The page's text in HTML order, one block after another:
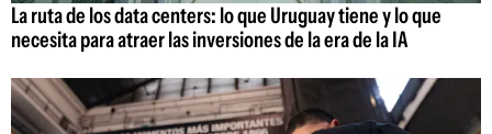
La ruta de los data centers: lo que Uruguay tiene y lo que
necesita para atraer las inversiones de la era de la IA